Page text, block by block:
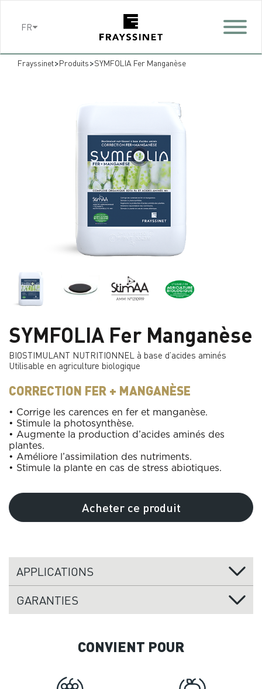
FR
Frayssinet>Produits>SYMFOLIA Fer Manganèse
SYMFOLIA Fer Manganèse
BIOSTIMULANT NUTRITIONNEL à base d’acides aminés
Utilisable en agriculture biologique
CORRECTION FER + MANGANÈSE
• Corrige les carences en fer et manganèse.
• Stimule la photosynthèse.
• Augmente la production d’acides aminés des
plantes.
• Améliore l’assimilation des nutriments.
• Stimule la plante en cas de stress abiotiques.
Acheter ce produit
APPLICATIONS
GARANTIES
CONVIENT POUR